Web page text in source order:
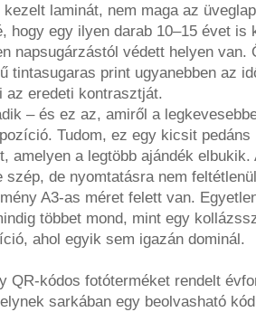
kezelt laminát, nem maga az
hogy egy ilyen darab 10–15 évet
napsugárzástól védett helyen van.
tintasugaras print ugyanebben az
az eredeti kontrasztját.
– és ez az, amiről a
Tudom, ez egy kicsit
amelyen a legtöbb ajándék
szép, de nyomtatásra nem
A3-as méret felett van.
többet mond, mint egy
ahol egyik sem igazán dominál.
QR-kódos fotóterméket rendelt
sarkában egy beolvasható